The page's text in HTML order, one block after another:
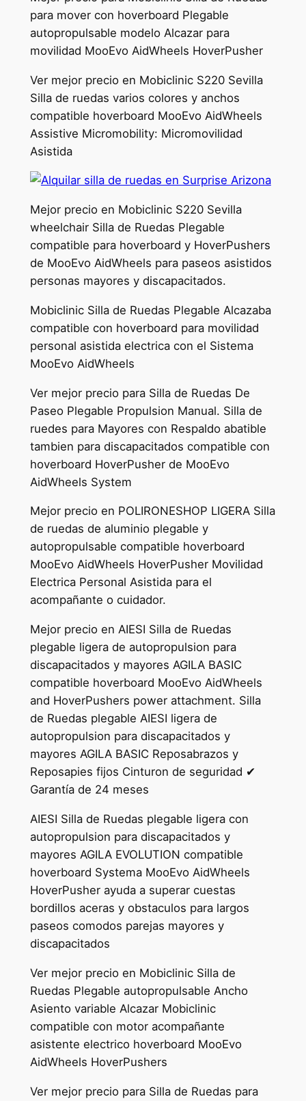
para mover con hoverboard Plegable
autopropulsable modelo Alcazar para
movilidad MooEvo AidWheels HoverPusher
Ver mejor precio en Mobiclinic S220 Sevilla
Silla de ruedas varios colores y anchos
compatible hoverboard MooEvo AidWheels
Assistive Micromobility: Micromovilidad
Asistida
Mejor precio en Mobiclinic S220 Sevilla
wheelchair Silla de Ruedas Plegable
compatible para hoverboard y HoverPushers
de MooEvo AidWheels para paseos asistidos
personas mayores y discapacitados.
Mobiclinic Silla de Ruedas Plegable Alcazaba
compatible con hoverboard para movilidad
personal asistida electrica con el Sistema
MooEvo AidWheels
Ver mejor precio para Silla de Ruedas De
Paseo Plegable Propulsion Manual. Silla de
ruedes para Mayores con Respaldo abatible
tambien para discapacitados compatible con
hoverboard HoverPusher de MooEvo
AidWheels System
Mejor precio en POLIRONESHOP LIGERA Silla
de ruedas de aluminio plegable y
autopropulsable compatible hoverboard
MooEvo AidWheels HoverPusher Movilidad
Electrica Personal Asistida para el
acompañante o cuidador.
Mejor precio en AIESI Silla de Ruedas
plegable ligera de autopropulsion para
discapacitados y mayores AGILA BASIC
compatible hoverboard MooEvo AidWheels
and HoverPushers power attachment. Silla
de Ruedas plegable AIESI ligera de
autopropulsion para discapacitados y
mayores AGILA BASIC Reposabrazos y
Reposapies fijos Cinturon de seguridad ✔
Garantía de 24 meses
AIESI Silla de Ruedas plegable ligera con
autopropulsion para discapacitados y
mayores AGILA EVOLUTION compatible
hoverboard Systema MooEvo AidWheels
HoverPusher ayuda a superar cuestas
bordillos aceras y obstaculos para largos
paseos comodos parejas mayores y
discapacitados
Ver mejor precio en Mobiclinic Silla de
Ruedas Plegable autopropulsable Ancho
Asiento variable Alcazar Mobiclinic
compatible con motor acompañante
asistente electrico hoverboard MooEvo
AidWheels HoverPushers
Ver mejor precio para Silla de Ruedas para